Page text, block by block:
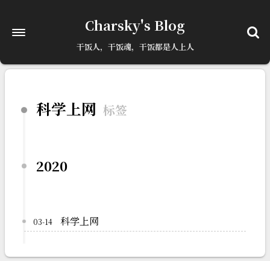
Charsky's Blog
干饭人，干饭魂，干饭都是人上人
科学上网 标签
2020
03-14 科学上网